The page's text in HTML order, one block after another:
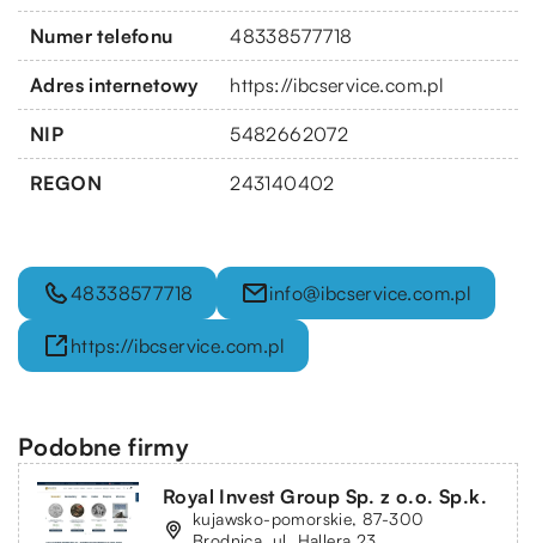
Numer telefonu 48338577718
Adres internetowy https://ibcservice.com.pl
NIP 5482662072
REGON 243140402
48338577718 info@ibcservice.com.pl
https://ibcservice.com.pl
Podobne firmy
Royal Invest Group Sp. z o.o. Sp.k.
kujawsko-pomorskie, 87-300